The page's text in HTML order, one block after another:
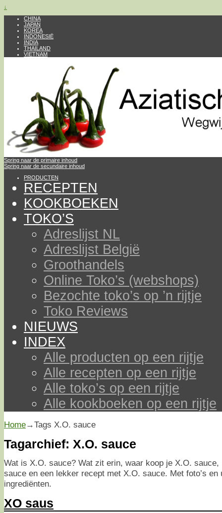
↓
CHINA
JAPAN
KOREA
INDONESIË
INDIA
THAILAND
VIETNAM
Spring naar de primaire inhoud
Spring naar de secundaire inhoud
PRODUCTEN
RECEPTEN
KOOKBOEKEN
TOKO’S
Adreslijst NL
Adreslijst België
Groothandels
Online Toko’s (webshops)
Bezochte toko’s op ’n rijtje
Toko Reviews
NIEUWS
INDEX
Alle producten op een rijtje
Alle recepten op een rijtje
Alle toko’s op een rijtje
Alle kookboeken op een rijtje
Home→Tags X.O. sauce
Tagarchief: X.O. sauce
Wat is X.O. sauce? Wat zit erin, waar koop je X.O.
sauce en een lekker recept met X.O. sauce. Met foto’s en
ingrediënten.
XO saus